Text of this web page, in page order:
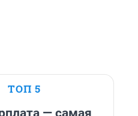
ТОП 5
— самая